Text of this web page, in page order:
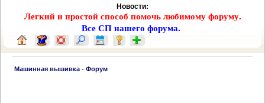
Новости:
Легкий и простой способ помочь любимому форуму.
Все СП нашего форума.
Машинная вышивка - Форум